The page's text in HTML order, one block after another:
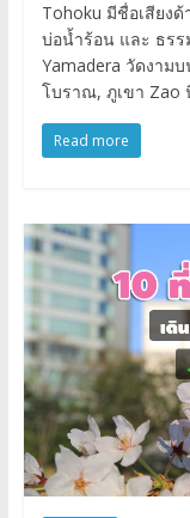
Tohoku มีชื่อเสียง
บ่อน้ำร้อน และ ธร
Yamadera วัดงาม
โบราณ, ภูเขา Zao
Read more